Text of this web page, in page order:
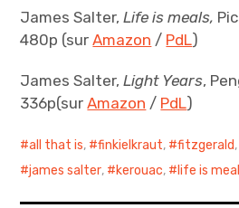
James Salter,Life is meals,
480p (surAmazon / PdL)
James Salter,Light Years,
336p(surAmazon / PdL)
all that is, finkielkraut, fitzgerald,
james salter, kerouac, life is